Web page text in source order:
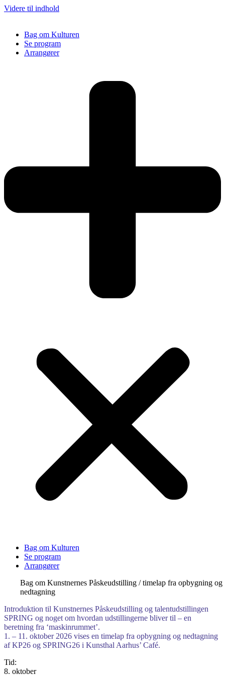
Videre til indhold
Bag om Kulturen
Se program
Arrangører
Bag om Kulturen
Se program
Arrangører
Bag om Kunstnernes Påskeudstilling / timelap fra opbygning og
nedtagning
Introduktion til Kunstnernes Påskeudstilling og talentudstillingen
SPRING og noget om hvordan udstillingerne bliver til – en
beretning fra ‘maskinrummet’.
1. – 11. oktober 2026 vises en timelap fra opbygning og nedtagning
af KP26 og SPRING26 i Kunsthal Aarhus’ Café.
Tid:
8. oktober